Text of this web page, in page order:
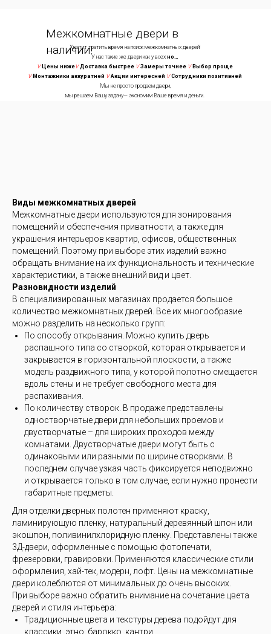
Межкомнатные двери в
наличии!
Хватит тратить время на поиск межкомнатных дверей!
У нас такие же двери как у всех но…
Замеры точнее V Доставка быстрее V Монтажники аккуратней V Акции интересней
Мы не просто продаем двери,
мы решаем Вашу задачу— экономим Ваше время и деньги.
Хватит тратить время на поиск межкомнатных дверей!
У нас такие же двери как у всех но…
V Цены нижеV Доставка быстрее VЗамеры точнее V Выбор проще
V Монтажники аккуратней V Акции интересней V Сотрудники позитивней
Мы не просто продаем двери,
мы решаем Вашу задачу— экономим Ваше время и деньги.
Виды межкомнатных дверей
Межкомнатные двери используются для зонирования
помещений и обеспечения приватности, а также для
украшения интерьеров квартир, офисов, общественных
помещений. Поэтому при выборе этих изделий важно
обращать внимание на их функциональность и технические
характеристики, а также внешний вид и цвет.
Разновидности изделий
В специализированных магазинах продается большое
количество межкомнатных дверей. Все их многообразие
можно разделить на несколько групп:
По способу открывания. Можно купить дверь
распашного типа со створкой, которая открывается и
закрывается в горизонтальной плоскости, а также
модель раздвижного типа, у которой полотно смещается
вдоль стены и не требует свободного места для
распахивания.
По количеству створок. В продаже представлены
одностворчатые двери для небольших проемов и
двустворчатые – для широких проходов между
комнатами. Двустворчатые двери могут быть с
одинаковыми или разными по ширине створками. В
последнем случае узкая часть фиксируется неподвижно
и открывается только в том случае, если нужно пронести
габаритные предметы.
Для отделки дверных полотен применяют краску,
ламинирующую пленку, натуральный деревянный шпон или
экошпон, поливинилхлоридную пленку. Представлены также
3Д-двери, оформленные с помощью фотопечати,
фрезеровки, гравировки. Применяются классические стили
оформления, хай-тек, модерн, лофт. Цены на межкомнатные
двери колеблются от минимальных до очень высоких.
При выборе важно обратить внимание на сочетание цвета
дверей и стиля интерьера:
Традиционные цвета и текстуры дерева подойдут для
классики, этно, барокко, кантри.